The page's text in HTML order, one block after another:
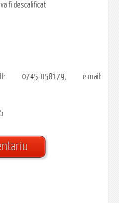
fi descalificat
0745-058179, e-mail: